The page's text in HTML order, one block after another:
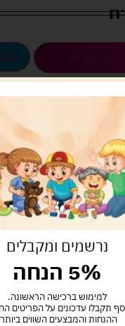
באריזת מתנה5.00 ש"ח
ש"ח
בניין דוד 18, ביתר עילית.
נרשמים ומקבלים
5% הנחה
למימוש ברכישה הראשונה.
תקבלו עדכונים על הפריטים
ההנחות והמבצעים השווים